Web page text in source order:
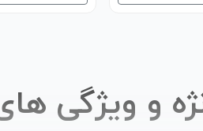
و ویژگی